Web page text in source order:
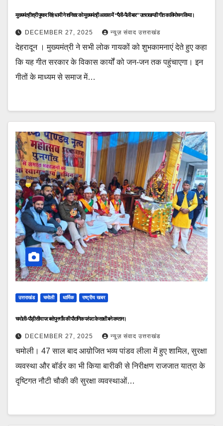
मुख्यमंत्री श्री पुष्कर सिंह धामी ने शनिवार को मुख्यमंत्री आवास में “पैली-पैली बार” उत्तराखण्डी गीत का विमोचन किया।
DECEMBER 27, 2025 न्यूज़ संवाद उत्तराखंड
देहरादून । मुख्यमंत्री ने सभी लोक गायकों को शुभकामनाएं देते हुए कहा
कि यह गीत सरकार के विकास कार्यों को जन-जन तक पहुंचाएगा। इन
गीतों के माध्यम से समाज में…
उत्तराखंड चमोली धार्मिक राष्ट्रीय खबर
चमोली-पौड़ी सीमा पर बसे पुनगाँव की पौराणिक परंपरा के साक्षी बने कप्तान।
DECEMBER 27, 2025 न्यूज़ संवाद उत्तराखंड
चमोली। 47 साल बाद आय़ोजित भव्य पांडव लीला में हुए शामिल, सुरक्षा
व्यवस्था और बॉर्डर का भी किया बारीकी से निरीक्षण राजजात यात्रा के
दृष्टिगत नौटी चौकी की सुरक्षा व्यवस्थाओं…